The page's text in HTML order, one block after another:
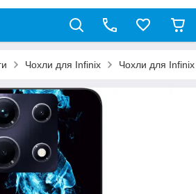
Чохли для Infinix Чохли для